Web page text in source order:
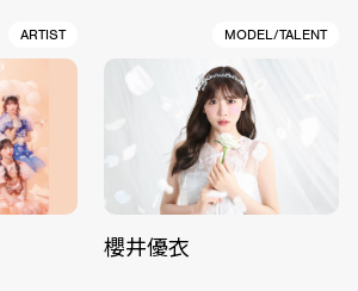
ARTIST MODEL/TALENT
櫻井優衣